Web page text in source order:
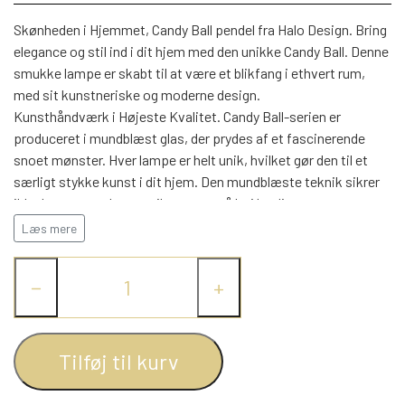
DAYBED/CHAISELONG
ENTRE
BELYSNING
REOLER
REOL EDGE
REOL MISTRAL
REOL SIGN
VÆGPANELER
SPEJLE
BELYSNING
VÆGPANELER
SPEJLE
BELYSNING
VÆGPANELER
SPEJLE
VÆGPANELER
SPEJLE
SPEJLE
PARKERING
AFHENTNING
MONTERING & LEVERING
Skønheden i Hjemmet, Candy Ball pendel fra Halo Design. Bring
elegance og stil ind i dit hjem med den unikke Candy Ball. Denne
smukke lampe er skabt til at være et blikfang i ethvert rum,
med sit kunstneriske og moderne design.
Kunsthåndværk i Højeste Kvalitet. Candy Ball-serien er
produceret i mundblæst glas, der prydes af et fascinerende
snoet mønster. Hver lampe er helt unik, hvilket gør den til et
særligt stykke kunst i dit hjem. Den mundblæste teknik sikrer
ikke kun en smuk æstetik, men også høj kvalitet og
holdbarhed. Elegant og Matchende Design. Toppen som
samtidigt er ophænget af lampen er lavet af solidt metal, der
mellem glasset og ophænget. Denne harmoniske kombination
skaber et sammenhængende og stilfuldt udseende, der passer
ind i både moderne og klassiske indretninger. Fleksibel og
Brugervenlig. Lampen er designet med en E27 fatning, som
giver dig mulighed for at vælge netop den pære, der passer
Læs mere
− +
Tilføj til kurv